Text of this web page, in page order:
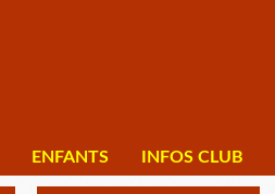
ENFANTS INFOS CLUB